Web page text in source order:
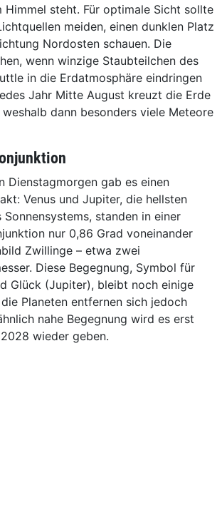
Himmel steht. Für optimale Sicht sollte
meiden, einen dunklen Platz
Nordosten schauen. Die
wenn winzige Staubteilchen des
in die Erdatmosphäre eindringen
Jahr Mitte August kreuzt die Erde
dann besonders viele Meteore
Dienstagmorgen gab es einen
Venus und Jupiter, die hellsten
Sonnensystems, standen in einer
nur 0,86 Grad voneinander
Zwillinge – etwa zwei
Diese Begegnung, Symbol für
Glück (Jupiter), bleibt noch einige
Planeten entfernen sich jedoch
nahe Begegnung wird es erst
wieder geben.